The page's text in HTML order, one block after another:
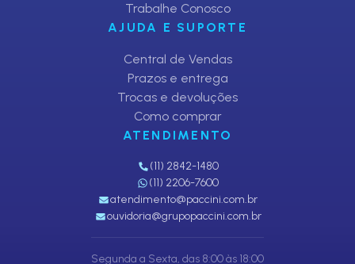
Trabalhe Conosco
AJUDA E SUPORTE
Central de Vendas
Prazos e entrega
Trocas e devoluções
Como comprar
ATENDIMENTO
(11) 2842-1480
(11) 2206-7600
atendimento@paccini.com.br
ouvidoria@grupopaccini.com.br
Segunda a Sexta, das 8:00 às 18:00